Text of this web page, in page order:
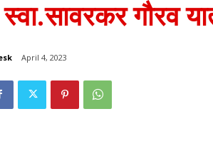
गौरव
April 4, 2023